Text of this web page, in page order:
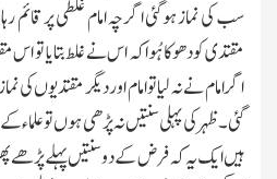
سب کی نماز ہو گئی اگر چہ امام غلطی پر قائم رہا
مقتدی کو دھوکا ہُوا کہ اس نے غلط بتایا تو
اگر امام نے نہ لیا تو امام اور دیگر مقتدیوں کی
گئی ۔ظہر کی پہلی سنتیں نہ پڑھی ہوں تو
ہیں ایك یہ کہ فرض کے دوسنتیں پہلے پڑھے